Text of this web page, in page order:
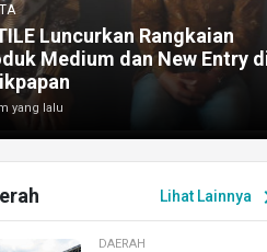
Luncurkan Rangkaian
Medium dan New Entry
yang lalu
Lihat Lainnya
DAERAH